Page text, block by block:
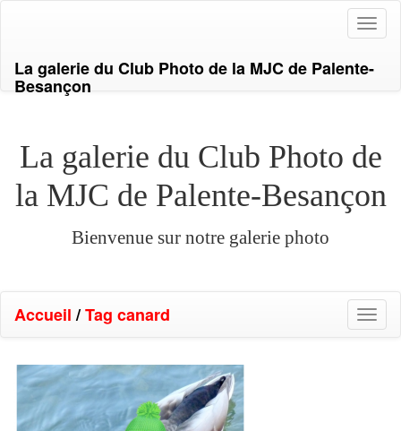
La galerie du Club Photo de la MJC de Palente-
Besançon
La galerie du Club Photo de
la MJC de Palente-Besançon
Bienvenue sur notre galerie photo
Accueil /Tag canard